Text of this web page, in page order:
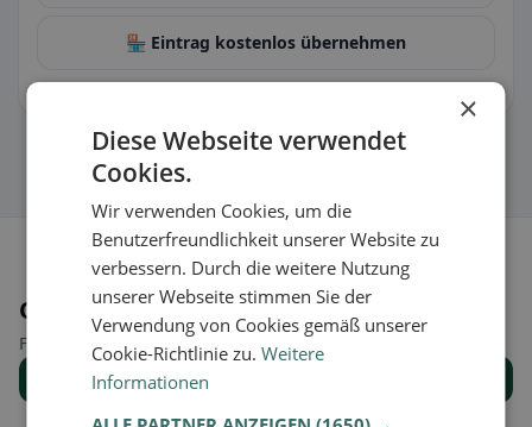
🏪 Eintrag kostenlos übernehmen
Orte in der Nähe
Finde den passenden Ort für deine Restaurantsuche.
Alle Orte anzeigen
×
Diese Webseite verwendet
Cookies.
Wir verwenden Cookies, um die
Benutzerfreundlichkeit unserer Website zu
verbessern. Durch die weitere Nutzung
unserer Webseite stimmen Sie der
Verwendung von Cookies gemäß unserer
Cookie-Richtlinie zu.Weitere
Informationen